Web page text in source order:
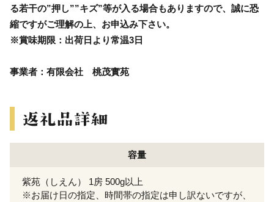
る若干の”押し””キズ”等が入る場合もありますので、誠に恐
縮ですがご理解の上、お申込み下さい。
※賞味期限：出荷日より常温3日
事業者：有限会社 桃茂實苑
容量
紫苑（しえん） 1房 500g以上
※お届け日の指定、時間帯の指定は申し訳ないですが、